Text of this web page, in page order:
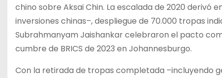
chino sobre Aksai Chin. La escalada de 2020 derivó
inversiones chinas–, despliegue de 70.000 tropas
Subrahmanyam Jaishankar celebraron el pacto
cumbre de BRICS de 2023 en Johannesburgo.
Con la retirada de tropas completada –incluyendo